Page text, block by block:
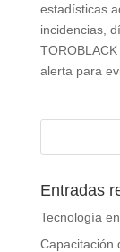
estadísticas
incidencias,
alerta para
Entradas
Tecnología
Capacitación